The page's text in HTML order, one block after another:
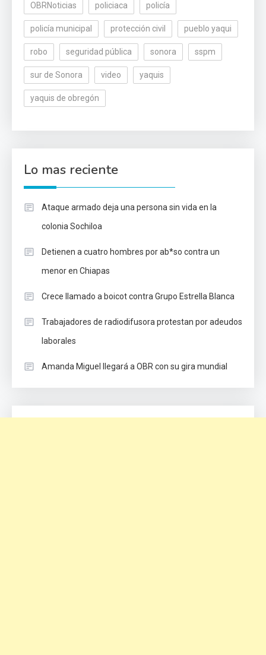
OBRNoticias policiaca policía
policía municipal protección civil pueblo yaqui
robo seguridad pública sonora sspm
sur de Sonora video yaquis
yaquis de obregón
Lo mas reciente
Ataque armado deja una persona sin vida en la
colonia Sochiloa
Detienen a cuatro hombres por ab*so contra un
menor en Chiapas
Crece llamado a boicot contra Grupo Estrella Blanca
Trabajadores de radiodifusora protestan por adeudos
laborales
Amanda Miguel llegará a OBR con su gira mundial